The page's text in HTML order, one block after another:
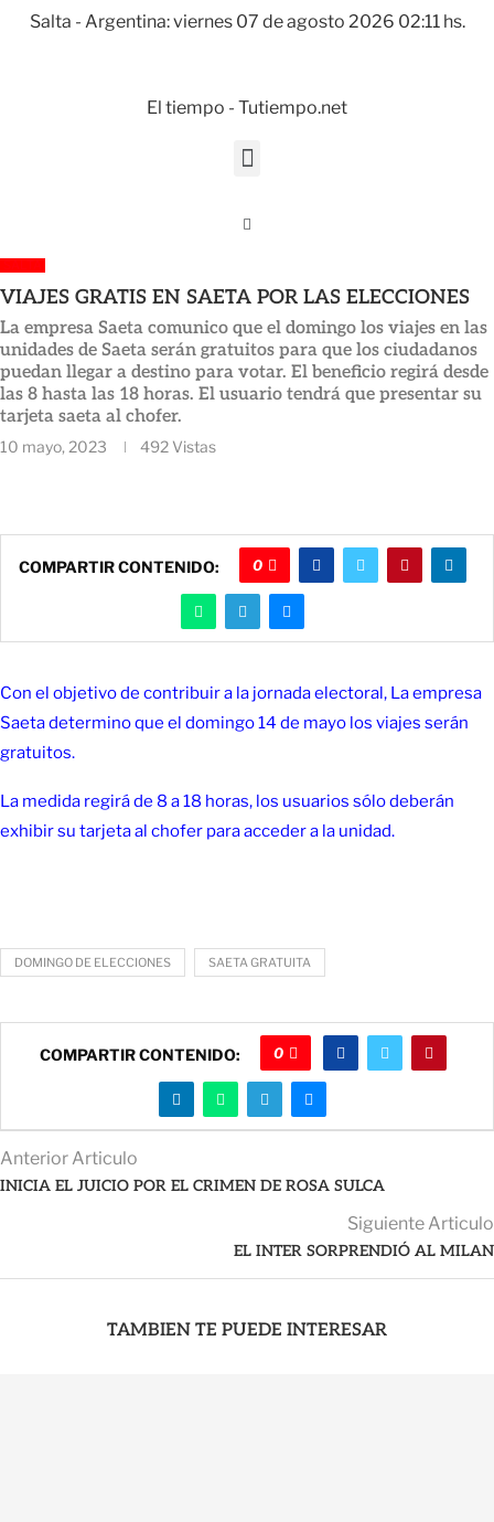
Salta - Argentina: viernes 07 de agosto 2026 02:11 hs.
El tiempo - Tutiempo.net
VIAJES GRATIS EN SAETA POR LAS ELECCIONES
La empresa Saeta comunico que el domingo los viajes en las
unidades de Saeta serán gratuitos para que los ciudadanos
puedan llegar a destino para votar. El beneficio regirá desde
las 8 hasta las 18 horas. El usuario tendrá que presentar su
tarjeta saeta al chofer.
10 mayo, 2023 492 Vistas
COMPARTIR CONTENIDO: 0
Con el objetivo de contribuir a la jornada electoral, La empresa
Saeta determino que el domingo 14 de mayo los viajes serán
gratuitos.
La medida regirá de 8 a 18 horas, los usuarios sólo deberán
exhibir su tarjeta al chofer para acceder a la unidad.
DOMINGO DE ELECCIONES SAETA GRATUITA
COMPARTIR CONTENIDO: 0
Anterior Articulo
INICIA EL JUICIO POR EL CRIMEN DE ROSA SULCA
Siguiente Articulo
EL INTER SORPRENDIÓ AL MILAN
TAMBIEN TE PUEDE INTERESAR